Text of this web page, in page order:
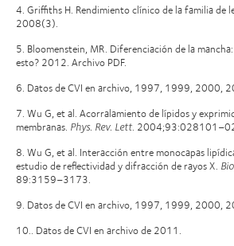
4. Griffiths H. Rendimiento clínico de la familia de
2008(3).
5. Bloomenstein, MR. Diferenciación de la
esto? 2012. Archivo PDF.
6. Datos de CVI en archivo, 1997, 1999, 2000,
7. Wu G, et al. Acorralamiento de lípidos y
membranas. Phys. Rev. Lett.
8. Wu G, et al. Interacción entre monocapas
estudio de reflectividad y difracción de rayos X.
89:3159–3173.
9. Datos de CVI en archivo, 1997, 1999, 2000,
10.. Datos de CVI en archivo de 2011.